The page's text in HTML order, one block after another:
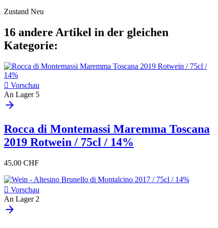
Zustand Neu
16 andere Artikel in der gleichen
Kategorie:
 Vorschau
An Lager 5
arrow_forward
Rocca di Montemassi Maremma Toscana
2019 Rotwein / 75cl / 14%
45,00 CHF
 Vorschau
An Lager 2
arrow_forward